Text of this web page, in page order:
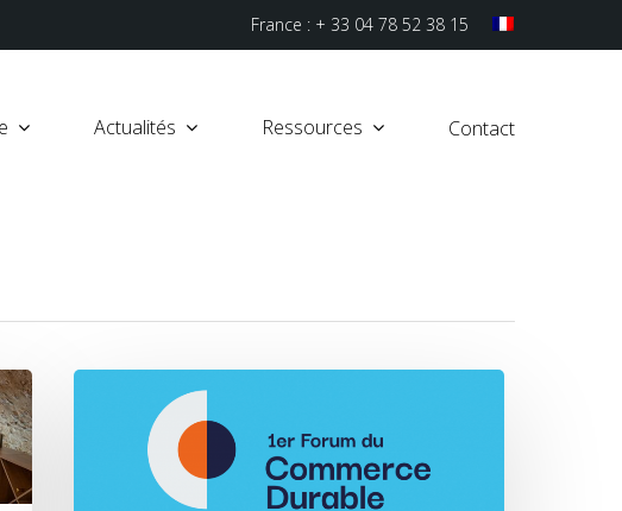
France : + 33 04 78 52 38 15
Actualités Ressources Contact